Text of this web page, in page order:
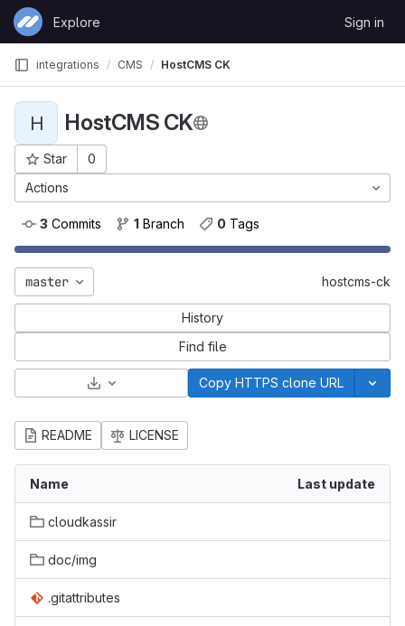
Skip to content
GitLab
Explore Sign in
integrations CMS HostCMS CK
H HostCMS CK
Star
0
Project ID: 31
Actions
3 Commits 1 Branch 0 Tags
master hostcms-ck
History
Find file
Select Archive FormatCopy HTTPS clone URL
README LICENSE
Name Last update
cloudkassir
doc/img
.gitattributes